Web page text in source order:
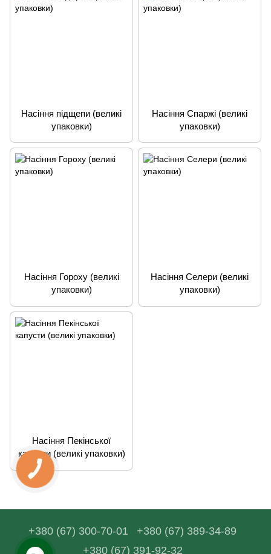
Насіння підщепи (великі
упаковки)
Насіння Спаржі (великі
упаковки)
Насіння Гороху (великі
упаковки)
Насіння Селери (великі
упаковки)
Насіння Пекінської
капусти (великі упаковки)
+380 (67) 300-70-01
+380 (67) 389-34-89
+380 (67) 391-92-32